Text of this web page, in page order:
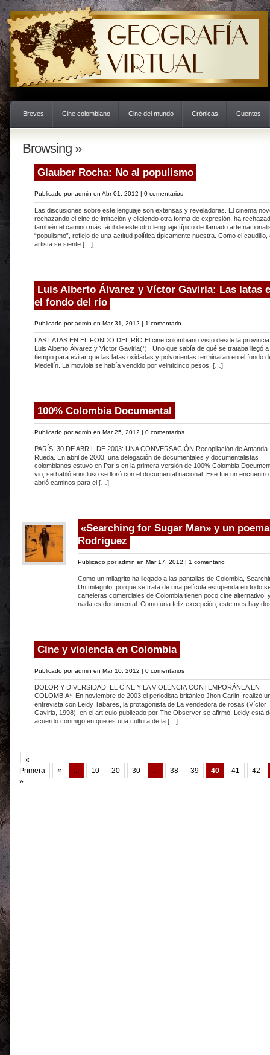
Breves Cine colombiano Cine del mundo Crónicas Cuentos
Browsing »
Glauber Rocha: No al populismo
Publicado poradmin en Abr 01, 2012 | 0 comentarios
Las discusiones sobre este lenguaje son extensas y reveladoras. El cinema
rechazando el cine de imitación y eligiendo otra forma de expresión, ha
también el camino más fácil de este otro lenguaje típico de llamado arte
“populismo”, reflejo de una actitud política típicamente nuestra. Como el caudillo,
artista se siente […]
Luis Alberto Álvarez y Víctor Gaviria: Las latas
el fondo del río
Publicado poradmin en Mar 31, 2012 | 1 comentario
LAS LATAS EN EL FONDO DEL RÍO El cine colombiano visto desde la
Luis Alberto Álvarez y Víctor Gaviria(*) Uno que sabía de qué se trataba llegó a
tiempo para evitar que las latas oxidadas y polvorientas terminaran en el fondo
Medellín. La moviola se había vendido por veinticinco pesos, […]
100% Colombia Documental
Publicado poradmin en Mar 25, 2012 | 0 comentarios
PARÍS, 30 DE ABRIL DE 2003: UNA CONVERSACIÓN Recopilación de Amanda
Rueda. En abril de 2003, una delegación de documentales y documentalistas
colombianos estuvo en París en la primera versión de 100% Colombia
vio, se habló e incluso se lloró con el documental nacional. Ese fue un encuentro
abrió caminos para el […]
«Searching for Sugar Man» y un
Rodriguez
Publicado poradmin en Mar 17, 2012 | 1 comentario
Como un milagrito ha llegado a las pantallas de Colombia,
Un milagrito, porque se trata de una película estupenda en todo
carteleras comerciales de Colombia tienen poco cine alternativo,
nada es documental. Como una feliz excepción, este mes hay
Cine y violencia en Colombia
Publicado poradmin en Mar 10, 2012 | 0 comentarios
DOLOR Y DIVERSIDAD: EL CINE Y LA VIOLENCIA CONTEMPORÁNEA EN
COLOMBIA* En noviembre de 2003 el periodista británico Jhon Carlin, realizó
entrevista con Leidy Tabares, la protagonista de La vendedora de rosas (Víctor
Gaviria, 1998), en el artículo publicado por The Observer se afirmó: Leidy está
acuerdo conmigo en que es una cultura de la […]
«
Primera
« ... 10 20 30 ... 38 39 40 41
42
»